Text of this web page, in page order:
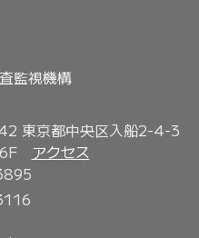
監視機構
東京都中央区入船2-4-3
アクセス